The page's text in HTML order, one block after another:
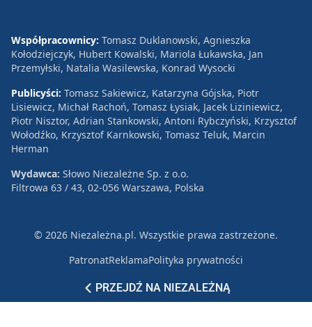
PRZEJDŹ NA NIEZALEŻNĄ
Współpracownicy: Tomasz Duklanowski, Agnieszka
Kołodziejczyk, Hubert Kowalski, Mariola Łukawska, Jan
Przemyłski, Natalia Wasilewska, Konrad Wysocki
Publicyści: Tomasz Sakiewicz, Katarzyna Gójska, Piotr
Lisiewicz, Michał Rachoń, Tomasz Łysiak, Jacek Liziniewicz,
Piotr Nisztor, Adrian Stankowski, Antoni Rybczyński, Krzysztof
Wołodźko, Krzysztof Karnkowski, Tomasz Teluk, Marcin
Herman
Wydawca: Słowo Niezależne Sp. z o.o.
Filtrowa 63 / 43, 02-056 Warszawa, Polska
© 2026 Niezależna.pl. Wszystkie prawa zastrzeżone.
PatronatReklamaPolityka prywatności